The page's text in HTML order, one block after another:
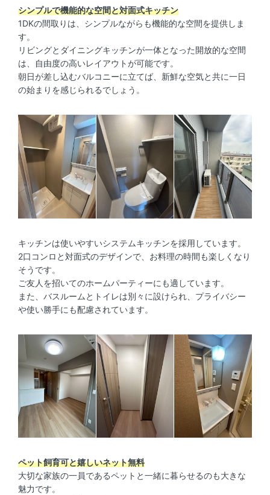
シンプルで機能的な空間と対面式キッチン
1DKの間取りは、シンプルながらも機能的な空間を提供しま
す。
リビングとダイニングキッチンが一体となった開放的な空間
は、自由度の高いレイアウトが可能です。
朝日が差し込むバルコニーに立てば、新鮮な空気と共に一日
の始まりを感じられるでしょう。
キッチンは使いやすいシステムキッチンを採用しています。
2口コンロと対面式のデザインで、お料理の時間も楽しくなり
そうです。
ご友人を招いてのホームパーティーにも適しています。
また、バスルームとトイレは別々に設けられ、プライバシー
や使い勝手にも配慮されています。
ペット飼育可と嬉しいネット無料
大切な家族の一員であるペットと一緒に暮らせるのも大きな
魅力です。